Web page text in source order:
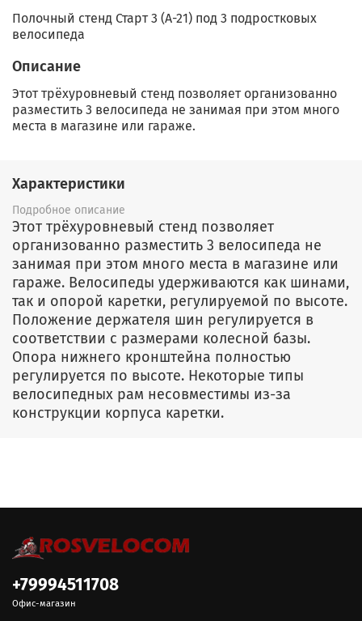
Полочный стенд Старт 3 (A-21) под 3 подростковых
велосипеда
Описание
Этот трёхуровневый стенд позволяет организованно
разместить 3 велосипеда не занимая при этом много
места в магазине или гараже.
Характеристики
Подробное описание
Этот трёхуровневый стенд позволяет
организованно разместить 3 велосипеда не
занимая при этом много места в магазине или
гараже. Велосипеды удерживаются как шинами,
так и опорой каретки, регулируемой по высоте.
Положение держателя шин регулируется в
соответствии с размерами колесной базы.
Опора нижнего кронштейна полностью
регулируется по высоте. Некоторые типы
велосипедных рам несовместимы из-за
конструкции корпуса каретки.
+79994511708
Офис-магазин